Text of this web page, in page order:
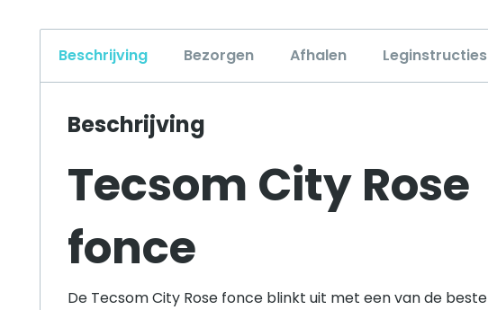
Beschrijving Bezorgen Afhalen Leginstructies
Beschrijving
Tecsom City Rose
fonce
De Tecsom City Rose fonce blinkt uit met een van de beste